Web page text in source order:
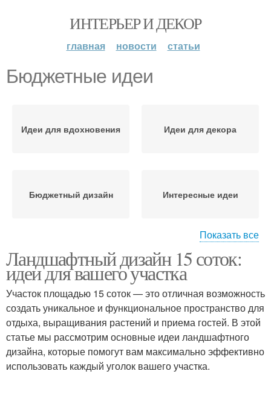
ИНТЕРЬЕР И ДЕКОР
главная новости статьи
Бюджетные идеи
Идеи для вдохновения Идеи для декора
Бюджетный дизайн Интересные идеи
Идеи для разных
интерьеров
Бюджетный декор
26 доступные идеи Идеи для ремонта
Показать все
Ландшафтный дизайн 15 соток:
идеи для вашего участка
Участок площадью 15 соток — это отличная возможность
создать уникальное и функциональное пространство для
отдыха, выращивания растений и приема гостей. В этой
статье мы рассмотрим основные идеи ландшафтного
дизайна, которые помогут вам максимально эффективно
использовать каждый уголок вашего участка.